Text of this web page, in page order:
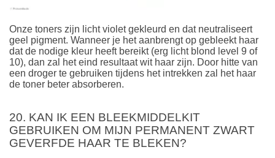
Onze toners zijn licht violet gekleurd en dat neutraliseert
geel pigment. Wanneer je het aanbrengt op gebleekt haar
dat de nodige kleur heeft bereikt (erg licht blond level 9 of
10), dan zal het eind resultaat wit haar zijn. Door hitte van
een droger te gebruiken tijdens het intrekken zal het haar
de toner beter absorberen.
20. KAN IK EEN BLEEKMIDDELKIT
GEBRUIKEN OM MIJN PERMANENT ZWART
GEVERFDE HAAR TE BLEKEN?